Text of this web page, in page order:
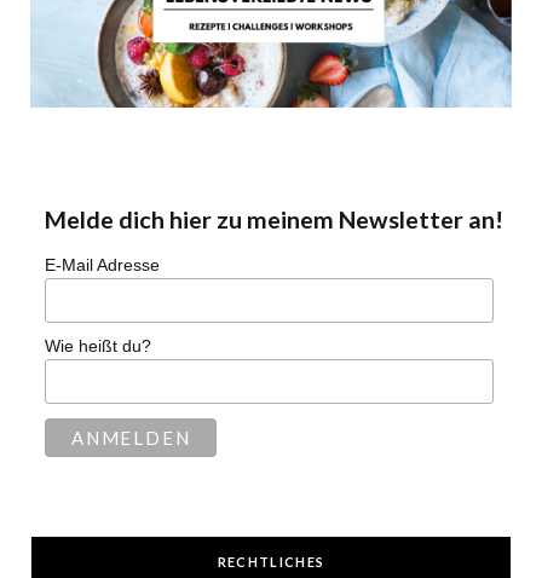
Melde dich hier zu meinem Newsletter an!
E-Mail Adresse
Wie heißt du?
RECHTLICHES